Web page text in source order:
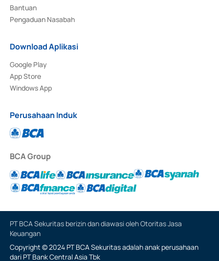
Bantuan
Pengaduan Nasabah
Download Aplikasi
Google Play
App Store
Windows App
Perusahaan Induk
BCA Group
PT BCA Sekuritas berizin dan diawasi oleh Otoritas Jasa
Keuangan
Copyright © 2024 PT BCA Sekuritas adalah anak perusahaan
dari PT Bank Central Asia Tbk